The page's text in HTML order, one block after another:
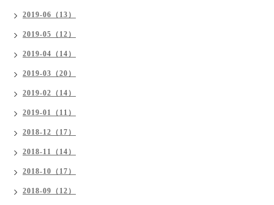
2019-06（13）
2019-05（12）
2019-04（14）
2019-03（20）
2019-02（14）
2019-01（11）
2018-12（17）
2018-11（14）
2018-10（17）
2018-09（12）